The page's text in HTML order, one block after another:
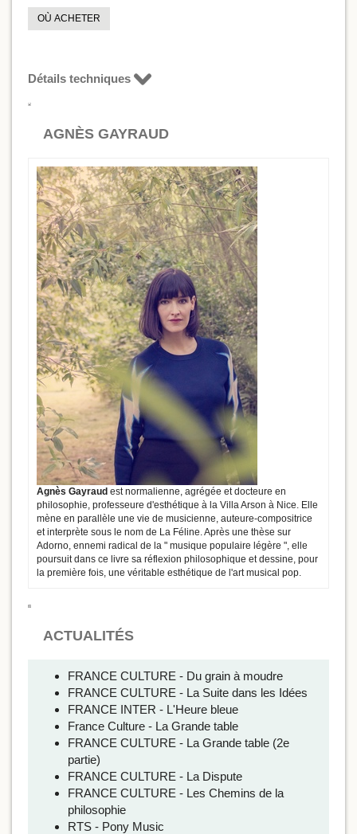
OÙ ACHETER
Détails techniques
AGNÈS GAYRAUD
Agnès Gayraud est normalienne, agrégée et docteure en
philosophie, professeure d'esthétique à la Villa Arson à Nice. Elle
mène en parallèle une vie de musicienne, auteure-compositrice
et interprète sous le nom de La Féline. Après une thèse sur
Adorno, ennemi radical de la " musique populaire légère ", elle
poursuit dans ce livre sa réflexion philosophique et dessine, pour
la première fois, une véritable esthétique de l'art musical pop.
ACTUALITÉS
FRANCE CULTURE - Du grain à moudre
FRANCE CULTURE - La Suite dans les Idées
FRANCE INTER - L'Heure bleue
France Culture - La Grande table
FRANCE CULTURE - La Grande table (2e
partie)
FRANCE CULTURE - La Dispute
FRANCE CULTURE - Les Chemins de la
philosophie
RTS - Pony Music